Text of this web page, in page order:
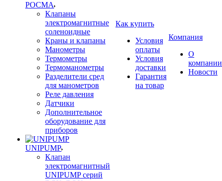
РОСМА
Клапаны
электромагнитные
соленоидные
Краны и клапаны
Манометры
Термометры
Термоманометры
Разделители сред
для манометров
Реле давления
Датчики
Дополнительное
оборудование для
приборов
UNIPUMP
Клапан
электромагнитный
UNIPUMP серий
Как купить
Условия
оплаты
Условия
доставки
Гарантия
на товар
Компания
О
компании
Новости